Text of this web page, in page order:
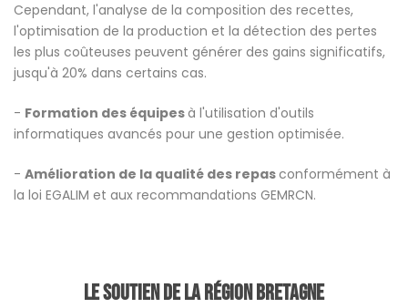
Cependant, l'analyse de la composition des recettes,
l'optimisation de la production et la détection des pertes
les plus coûteuses peuvent générer des gains significatifs,
jusqu'à 20% dans certains cas.
- Formation des équipesà l'utilisation d'outils
informatiques avancés pour une gestion optimisée.
- Amélioration de la qualité des repasconformément à
la loi EGALIM et aux recommandations GEMRCN.
Le soutien de la Région Bretagne